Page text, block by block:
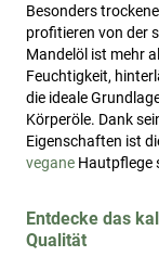
Besonders
profitieren von der
Mandelöl ist mehr
Feuchtigkeit,
die ideale
Körperöle. Dank
Eigenschaften ist
vegane Hautpflege
Entdecke das
Qualität